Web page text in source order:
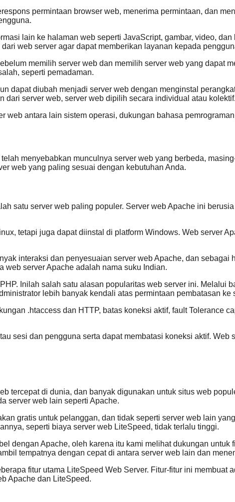
permintaan browser web, menerima permintaan, dan
lain ke halaman web seperti JavaScript, gambar, video,
web server agar dapat memberikan layanan kepada
memilih server web dan memilih server web yang dapat
seperti pemadaman.
dapat diubah menjadi server web dengan menginstal
server web, server web dipilih secara individual atau kolektif.
web antara lain sistem operasi, dukungan bahasa
menyebabkan munculnya server web yang berbeda,
web yang paling sesuai dengan kebutuhan Anda.
satu server web paling populer. Server web Apache ini
tetapi juga dapat diinstal di platform Windows. Web server
interaksi dan penyesuaian server web Apache, dan
web server Apache adalah nama suku Indian.
Inilah salah satu alasan popularitas web server ini. Melalui
lebih banyak kendali atas permintaan pembatasan ke
.htaccess dan HTTP, batas koneksi aktif, fault Tolerance
sesi dan pengguna serta dapat membatasi koneksi aktif. Web
tercepat di dunia, dan banyak digunakan untuk situs web
server web lain seperti Apache.
gratis untuk pelanggan, dan tidak seperti server web lain
seperti biaya server web LiteSpeed, tidak terlalu tinggi.
dengan Apache, oleh karena itu kami melihat dukungan untuk
tempatnya dengan cepat di antara server web lain dan
fitur utama LiteSpeed Web Server. Fitur-fitur ini membuat
Apache dan LiteSpeed.